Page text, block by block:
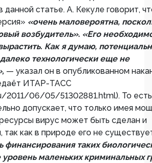
данной статье. А. Кекуле говорит,
«очень маловероятна,
возбудитель». «Его
Как я думаю,
технологически еще не
— указал он в опубликованном
ИТАР-ТАСС
2011/06/05/51302881.html). То
допускает, что только имея
вирус может быть сделан и
так как в природе его не
финансирования таких
маленьких криминальных